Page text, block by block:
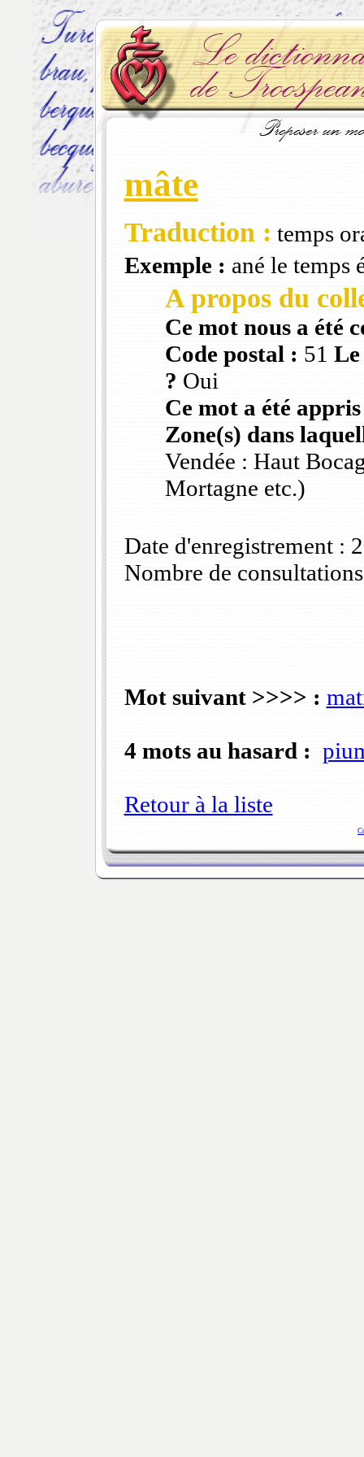
mâte
Traduction : temps
Exemple : ané le temps
A propos du
Ce mot nous a été
Code postal : 51
? Oui
Ce mot a été
Zone(s) dans
Vendée : Haut
Mortagne etc.)
Date d'enregistrement :
Nombre de
Mot suivant >>>> :
4 mots au hasard :
Retour à la liste